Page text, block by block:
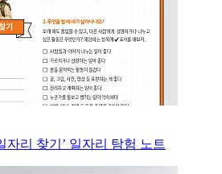
자리 찾기’ 일자리 탐험 노트